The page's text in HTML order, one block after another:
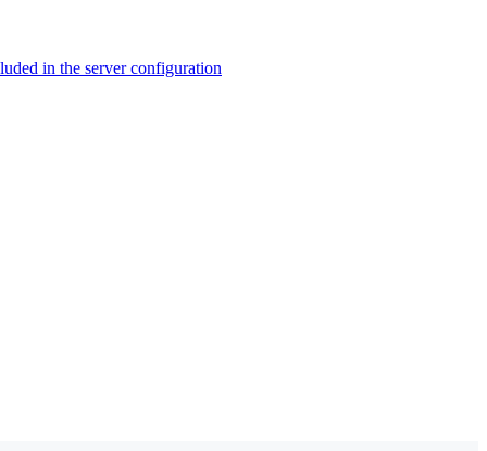
in the server configuration